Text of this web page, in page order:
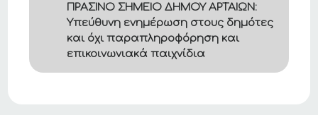
ΠΡΑΣΙΝΟ ΣΗΜΕΙΟ ΔΗΜΟΥ ΑΡΤΑΙΩΝ:
Υπεύθυνη ενημέρωση στους δημότες
και όχι παραπληροφόρηση και
επικοινωνιακά παιχνίδια